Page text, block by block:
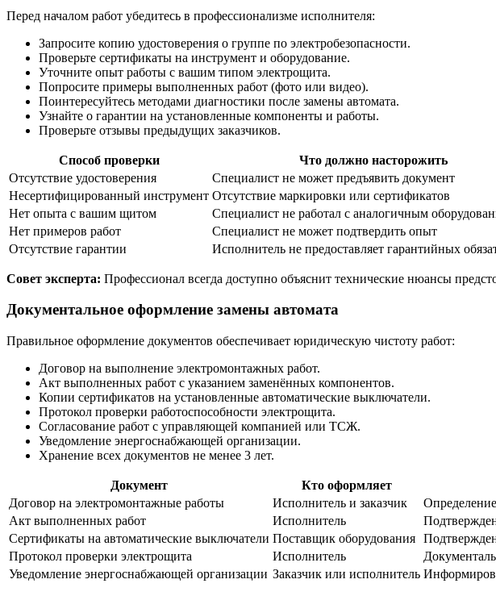
Перед началом работ убедитесь в профессионализме исполнителя:
Запросите копию удостоверения о группе по электробезопасности.
Проверьте сертификаты на инструмент и оборудование.
Уточните опыт работы с вашим типом электрощита.
Попросите примеры выполненных работ (фото или видео).
Поинтересуйтесь методами диагностики после замены автомата.
Узнайте о гарантии на установленные компоненты и работы.
Проверьте отзывы предыдущих заказчиков.
Способ проверки Что должно насторожить
Отсутствие удостоверения
Специалист не может предъявить документ
Несертифицированный инструмент Отсутствие маркировки или сертификатов
Нет опыта с вашим щитом
Специалист не работал с аналогичным
Нет примеров работ
Специалист не может подтвердить опыт
Отсутствие гарантии
Исполнитель не предоставляет гарантийных
Совет эксперта: Профессионал всегда доступно объяснит технические нюансы
Документальное оформление замены автомата
Правильное оформление документов обеспечивает юридическую чистоту работ:
Договор на выполнение электромонтажных работ.
Акт выполненных работ с указанием заменённых компонентов.
Копии сертификатов на установленные автоматические выключатели.
Протокол проверки работоспособности электрощита.
Согласование работ с управляющей компанией или ТСЖ.
Уведомление энергоснабжающей организации.
Хранение всех документов не менее 3 лет.
Документ Кто оформляет
Договор на электромонтажные работы
Исполнитель и заказчик
Акт выполненных работ
Исполнитель
Сертификаты на автоматические выключатели Поставщик оборудования
Протокол проверки электрощита
Исполнитель
Уведомление энергоснабжающей организации Заказчик или исполнитель